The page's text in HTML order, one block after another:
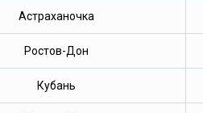
Астраханочка
Ростов-Дон
Кубань